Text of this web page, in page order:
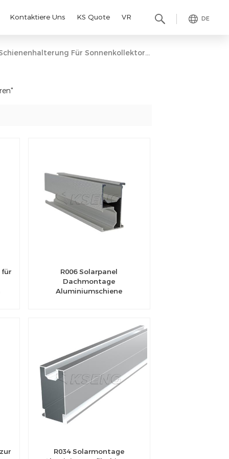
DE
Kontaktiere Uns KS Quote VR
Schienenhalterung Für Sonnenkollektoren
für
R006 Solarpanel
Dachmontage
Aluminiumschiene
R034 Solarmontage